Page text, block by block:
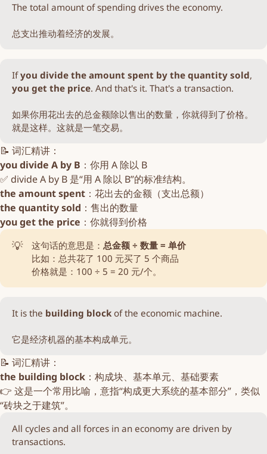
The total amount of spending drives the economy.
总支出推动着经济的发展。
Ifyou divide the amount spent by the quantity sold,
you get the price. And that's it. That's a transaction.
如果你用花出去的总金额除以售出的数量，你就得到了价格。
就是这样。这就是一笔交易。
📝 词汇精讲：
you divide A by B ：你用 A 除以 B
✅ divide A by B 是“用 A 除以 B”的标准结构。
the amount spent ：花出去的金额（支出总额）
the quantity sold ：售出的数量
you get the price ：你就得到价格
💡 这句话的意思是： 总金额 ÷ 数量 = 单价
比如：总共花了 100 元买了 5 个商品
价格就是：100 ÷ 5 = 20 元/个。
It is the building block of the economic machine.
它是经济机器的基本构成单元。
📝 词汇精讲：
the building block ：构成块、基本单元、基础要素
👉 这是一个常用比喻，意指“构成更大系统的基本部分”，类似
“砖块之于建筑”。
All cycles and all forces in an economy are driven by
transactions.